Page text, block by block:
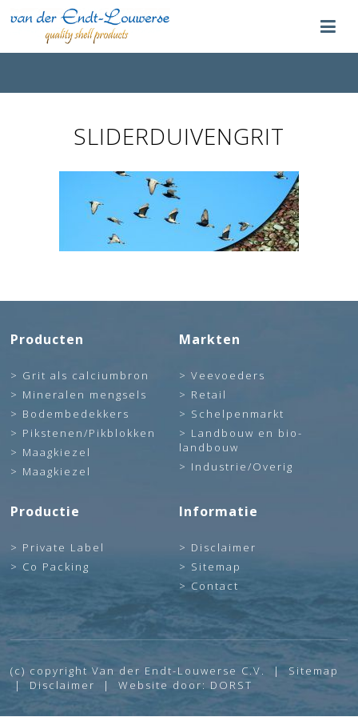
SLIDERDUIVENGRIT
Producten
Grit als calciumbron
Mineralen mengsels
Bodembedekkers
Pikstenen/Pikblokken
Maagkiezel
Maagkiezel
Markten
Veevoeders
Retail
Schelpenmarkt
Landbouw en bio-
landbouw
Industrie/Overig
Productie
Private Label
Co Packing
Informatie
Disclaimer
Sitemap
Contact
(c) copyright Van der Endt-Louwerse C.V. | Sitemap
| Disclaimer | Website door: DORST